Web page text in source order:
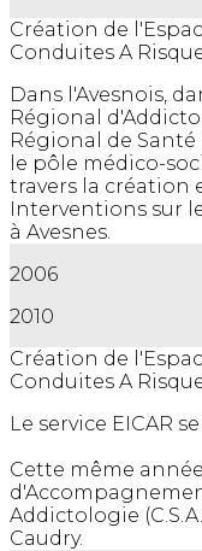
Création de
Conduites A
Dans l'Avesnois,
Régional
Régional de Santé
le pôle médico-
travers la création
Interventions sur
à Avesnes.
2006
2010
Création de
Conduites A
Le service EICAR
Cette même
Addictologie
Caudry.